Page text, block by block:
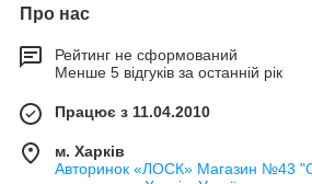
Про нас
Рейтинг не сформований
Менше 5 відгуків за останній рік
Працює з 11.04.2010
м. Харків
Авторинок «ЛОСК» Магазин №43